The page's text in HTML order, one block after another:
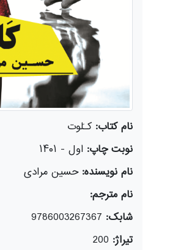
نام کتاب: کـَلوت
نوبت چاپ: اول - ۱۴۰۱
نام نویسنده:حسین مرادی
نام مترجم:
شابک: 9786003267367
تیراژ: 200